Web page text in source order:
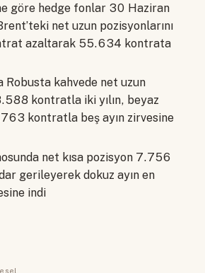
göre hedge fonlar 30 Haziran
net uzun pozisyonlarını
azaltarak 55.634 kontrata
Robusta kahvede net uzun
kontratla iki yılın, beyaz
kontratla beş ayın zirvesine
net kısa pozisyon 7.756
gerileyerek dokuz ayın en
indi